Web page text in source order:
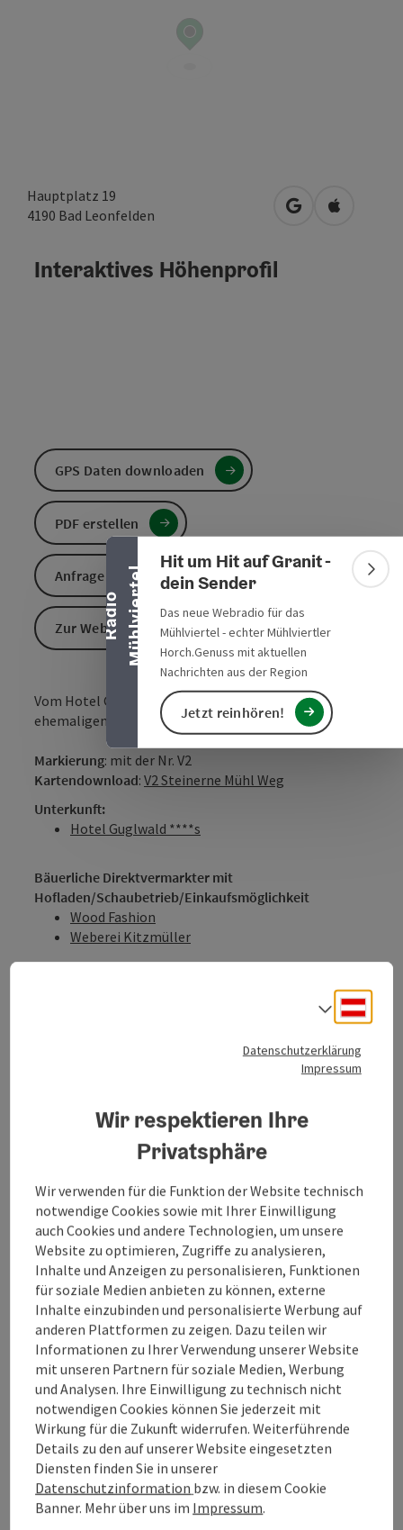
R
a
d
i
o
M
ü
h
l
v
i
e
r
t
e l
Banner einklappen
Hit um Hit auf Granit -
dein Sender
Das neue Webradio für das
Mühlviertel - echter Mühlviertler
Horch.Genuss mit aktuellen
Nachrichten aus der Region
Jetzt reinhören!
Hauptplatz 19
4190 Bad Leonfelden in Google Maps
in Apple
Vom Hotel Guglwald ausgehend wandern Sie zur
ehemaligen Schmiede an der Steinernen Mühl.
Markierung: mit der Nr. V2
Kartendownload: V2 Steinerne Mühl Weg
Unterkunft:
Hotel Guglwald ****s
Bäuerliche Direktvermarkter mit
Hofladen/Schaubetrieb/Einkaufsmöglichkeit
Wood Fashion
Weberei Kitzmüller
Tour und Routeninformationen
Eignung
Barrierefreiheit
Kontakt
Inspiration
Mehr Entdecken
Zustimmungserklärung
Interaktives Höhenprofil
GPS Daten downloaden
PDF erstellen
Anfrage senden
Zur Website
Datenschutzerklärung
Impressum
Wir respektieren Ihre
Privatsphäre
Wir verwenden für die Funktion der Website technisch
notwendige Cookies sowie mit Ihrer Einwilligung
auch Cookies und andere Technologien, um unsere
Website zu optimieren, Zugriffe zu analysieren,
Inhalte und Anzeigen zu personalisieren, Funktionen
für soziale Medien anbieten zu können, externe
Inhalte einzubinden und personalisierte Werbung auf
anderen Plattformen zu zeigen. Dazu teilen wir
Informationen zu Ihrer Verwendung unserer Website
mit unseren Partnern für soziale Medien, Werbung
und Analysen. Ihre Einwilligung zu technisch nicht
notwendigen Cookies können Sie jederzeit mit
Wirkung für die Zukunft widerrufen. Weiterführende
Details zu den auf unserer Website eingesetzten
Diensten finden Sie in unserer
Datenschutzinformation bzw. in diesem Cookie
Banner. Mehr über uns im Impressum.